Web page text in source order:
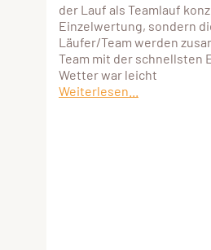
der Lauf als Teamlauf
Einzelwertung, sondern
Läufer/Team werden
Team mit der schnellsten
Wetter war leicht
Weiterlesen...